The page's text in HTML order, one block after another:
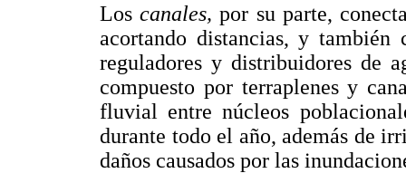
Loscanales,por su parte,
acortando distancias, y también
reguladores y distribuidores de
compuesto por terraplenes y
fluvial entre núcleos
durante todo el año, además de
daños causados por las